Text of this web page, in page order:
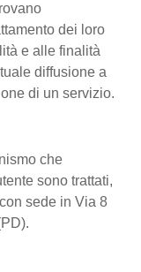
dei loro
e alle finalità
diffusione a
di un servizio.
che
sono trattati,
sede in Via 8